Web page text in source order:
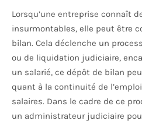
Lorsqu’une entreprise connaît
insurmontables, elle peut être
bilan. Cela déclenche un
ou de liquidation judiciaire,
un salarié, ce dépôt de bilan
quant à la continuité de
salaires. Dans le cadre de ce
un administrateur judiciaire